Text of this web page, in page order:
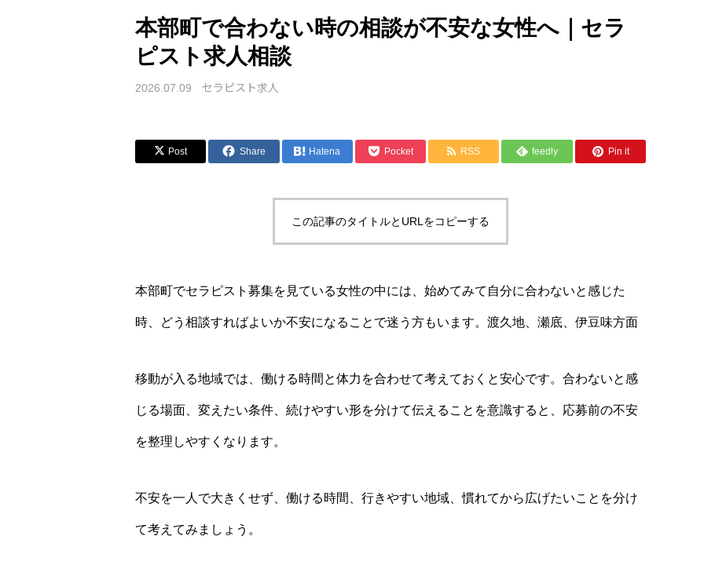
本部町で合わない時の相談が不安な女性へ｜セラ
ピスト求人相談
2026.07.09 セラピスト求人
Post Share Hatena Pocket RSS feedly Pin it
この記事のタイトルとURLをコピーする
本部町でセラピスト募集を見ている女性の中には、始めてみて自分に合わないと感じた
時、どう相談すればよいか不安になることで迷う方もいます。渡久地、瀬底、伊豆味方面
移動が入る地域では、働ける時間と体力を合わせて考えておくと安心です。合わないと感
じる場面、変えたい条件、続けやすい形を分けて伝えることを意識すると、応募前の不安
を整理しやすくなります。
不安を一人で大きくせず、働ける時間、行きやすい地域、慣れてから広げたいことを分け
て考えてみましょう。